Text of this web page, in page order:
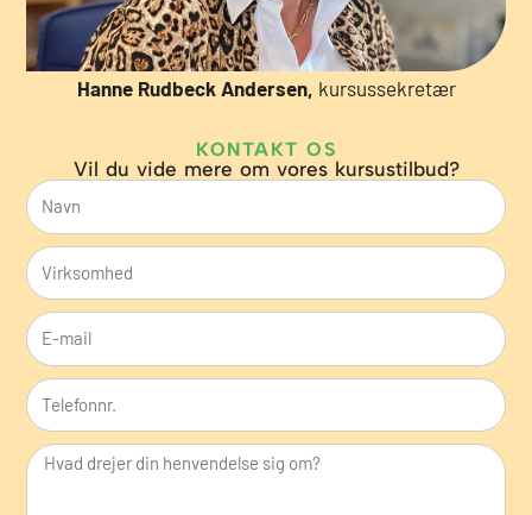
KONTAKT OS
Vil du vide mere om vores kursustilbud?
N
a
v
n
V
i
r
k
s
o
m
E
-
m
a
i
T
e
l
Hanne Rudbeck Andersen, kursussekretær